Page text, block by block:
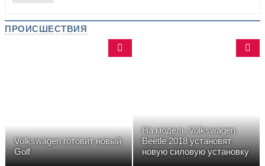
ПРОИСШЕСТВИЯ
Volkswagen готовит новый
Golf
На модель Volkswagen
Beetle 2018 установят
новую силовую установку